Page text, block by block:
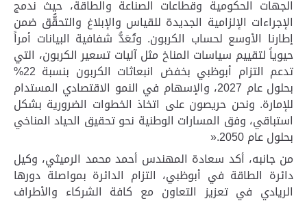
الجهات الحكومية وقطاعات الصناعة والطاقة، حيث ندمج
الإجراءات الإلزامية الجديدة للقياس والإبلاغ والتحقُّق ضمن
إطارنا الأوسع لحساب الكربون. وتُعَدُّ شفافية البيانات أمراً
حيوياً لتقييم سياسات المناخ مثل آليات تسعير الكربون، التي
تدعم التزام أبوظبي بخفض انبعاثات الكربون بنسبة 22%
بحلول عام 2027، والإسهام في النمو الاقتصادي المستدام
للإمارة. ونحن حريصون على اتخاذ الخطوات الضرورية بشكل
استباقي، وفق المسارات الوطنية نحو تحقيق الحياد المناخي
بحلول عام 2050
».
من جانبه، أكد سعادة المهندس أحمد محمد الرميثي، وكيل
دائرة الطاقة في أبوظبي، التزام الدائرة بمواصلة دورها
الريادي في تعزيز التعاون مع كافة الشركاء والأطراف